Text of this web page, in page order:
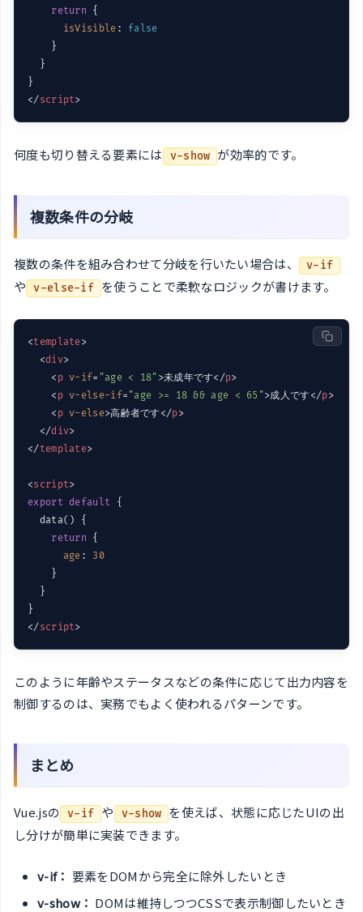
return {
isVisible : false
    }
  }
</script>
何度も切り替える要素には v-show が効率的です。
複数条件の分岐
複数の条件を組み合わせて分岐を行いたい場合は、 v-if
や v-else-if を使うことで柔軟なロジックが書けます。
<template>
<div>
< p v-if= "age < 18" >未成年です</p>
< p v-else-if= "age >= 18 && age < 65">成人です</p>
< p v-else>高齢者です</p>
</div>
</template>
<script>
export default {
  data() {
return {
age : 30
    }
  }
</script>
このように年齢やステータスなどの条件に応じて出力内容を
制御するのは、実務でもよく使われるパターンです。
まとめ
Vue.jsの v-if や v-show
を使えば、状態に応じたUIの出
し分けが簡単に実装できます。
v-if： 要素をDOMから完全に除外したいとき
v-show： DOMは維持しつつCSSで表示制御したいとき